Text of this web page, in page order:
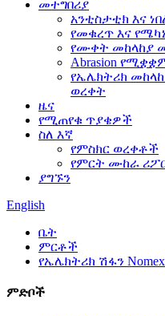
መተግበሪያ
አንቲስታቲክ እና
የመቁረጥ እና
የሙቀት መከላከያ
Abrasion
የኤሌክትሪክ
ወረቀት
ዜና
የሚጠየቁ ጥያቄዎች
ስለ እኛ
የምስክር ወረቀቶች
የምርት ሙከራ
ያግኙን
English
ቤት
ምርቶች
የኤሌክትሪክ ሽፋን
ምድቦች